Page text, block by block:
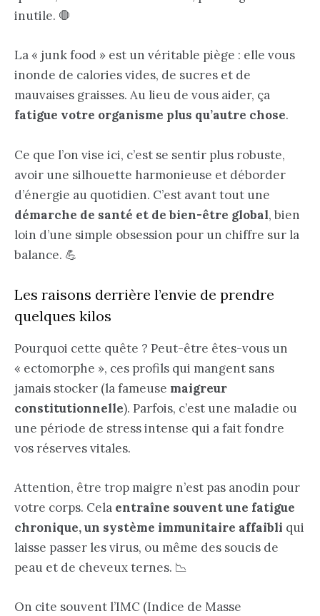
inutile. 🛑
La « junk food » est un véritable piège : elle vous
inonde de calories vides, de sucres et de
mauvaises graisses. Au lieu de vous aider, ça
fatigue votre organisme plus qu’autre chose.
Ce que l’on vise ici, c’est se sentir plus robuste,
avoir une silhouette harmonieuse et déborder
d’énergie au quotidien. C’est avant tout une
démarche de santé et de bien-être global, bien
loin d’une simple obsession pour un chiffre sur la
balance. 💪
Les raisons derrière l’envie de prendre
quelques kilos
Pourquoi cette quête ? Peut-être êtes-vous un
« ectomorphe », ces profils qui mangent sans
jamais stocker (la fameuse maigreur
constitutionnelle). Parfois, c’est une maladie ou
une période de stress intense qui a fait fondre
vos réserves vitales.
Attention, être trop maigre n’est pas anodin pour
votre corps. Cela entraîne souvent une fatigue
chronique, un système immunitaire affaibli qui
laisse passer les virus, ou même des soucis de
peau et de cheveux ternes. 📉
On cite souvent l’IMC (Indice de Masse